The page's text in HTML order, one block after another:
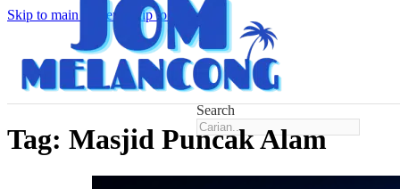
Skip to main content Skip to footer
Search
Tag: Masjid Puncak Alam